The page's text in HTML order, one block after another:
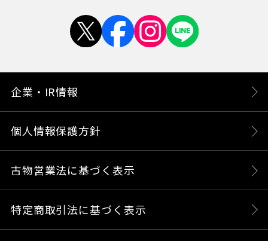
企業・IR情報
個人情報保護方針
古物営業法に基づく表示
特定商取引法に基づく表示